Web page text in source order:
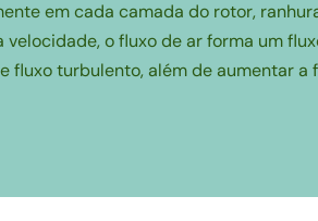
em cada camada do rotor,
velocidade, o fluxo de ar forma um
fluxo turbulento, além de aumentar